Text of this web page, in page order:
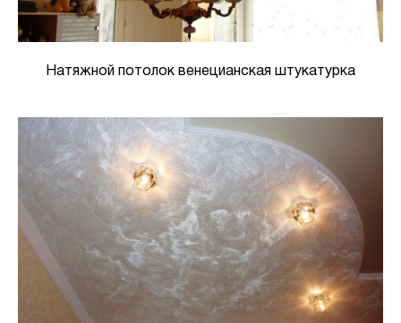
Натяжной потолок венецианская штукатурка